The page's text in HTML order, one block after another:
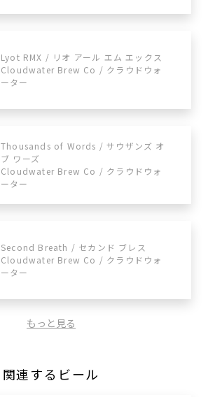
Lyot RMX / リオ アール エム エックス
Cloudwater Brew Co / クラウドウォ
ーター
Thousands of Words / サウザンズ オ
ブ ワーズ
Cloudwater Brew Co / クラウドウォ
ーター
Second Breath / セカンド ブレス
Cloudwater Brew Co / クラウドウォ
ーター
もっと見る
関連するビール